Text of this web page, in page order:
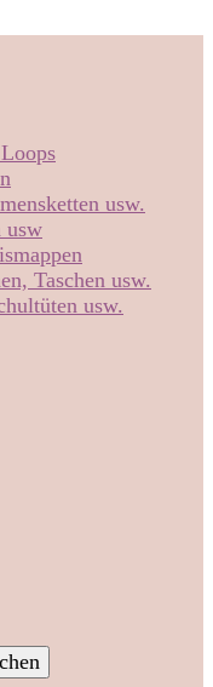
usw.
usw
Taschen usw.
usw.